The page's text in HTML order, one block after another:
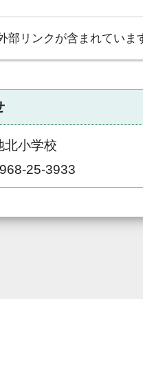
部リンクが含まれていま
北小学校
25-3933